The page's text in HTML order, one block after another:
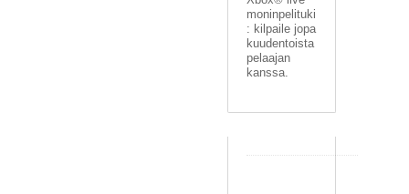
moninpelituki
: kilpaile jopa
kuudentoista
pelaajan
kanssa.